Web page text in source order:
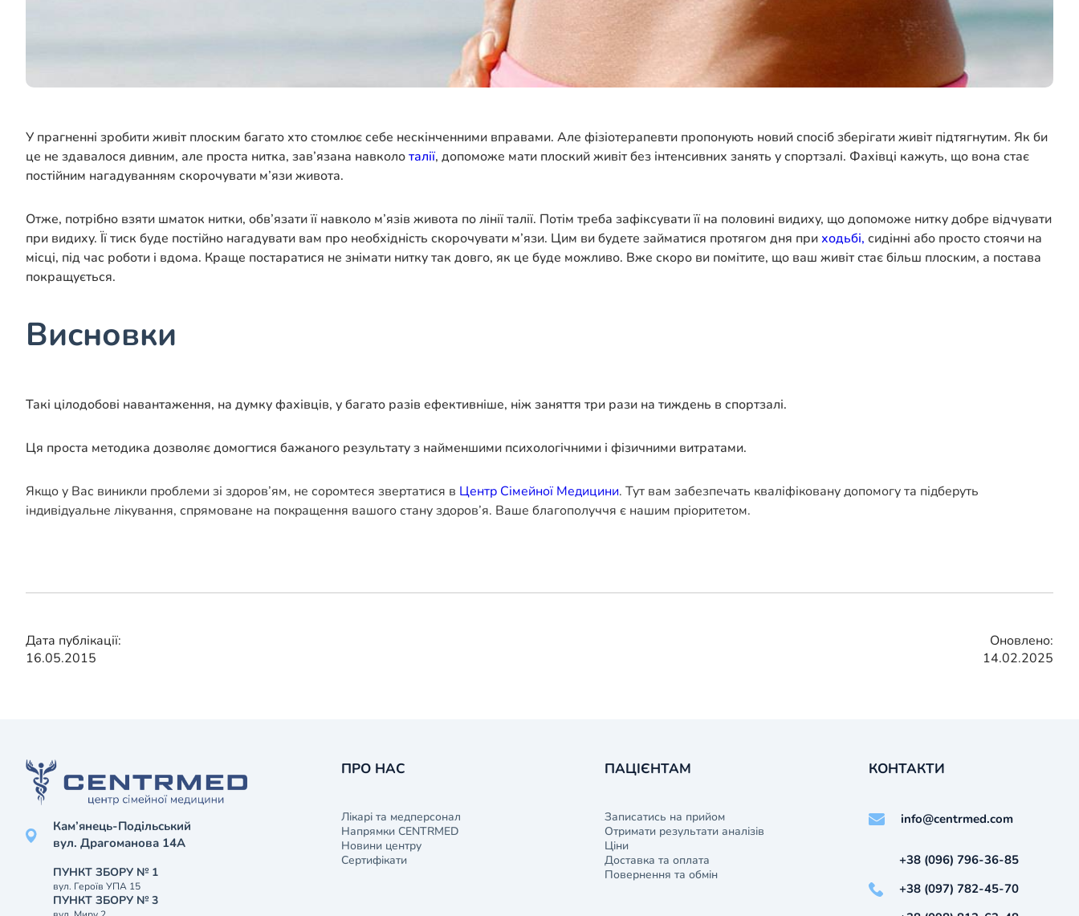
У прагненні зробити живіт плоским багато хто стомлює себе нескінченними вправами. Але фізіотерапевти пропонують новий спосіб зберігати живіт підтягнутим. Як би
це не здавалося дивним, але проста нитка, зав’язана навколоталії, допоможе мати плоский живіт без інтенсивних занять у спортзалі. Фахівці кажуть, що вона стає
постійним нагадуванням скорочувати м’язи живота.
Отже, потрібно взяти шматок нитки, обв’язати її навколо м’язів живота по лінії талії. Потім треба зафіксувати її на половині видиху, що допоможе нитку добре відчувати
при видиху. Її тиск буде постійно нагадувати вам про необхідність скорочувати м’язи. Цим ви будете займатися протягом дня при ходьбі, сидінні або просто стоячи на
місці, під час роботи і вдома. Краще постаратися не знімати нитку так довго, як це буде можливо. Вже скоро ви помітите, що ваш живіт стає більш плоским, а постава
покращується.
Висновки
Такі цілодобові навантаження, на думку фахівців, у багато разів ефективніше, ніж заняття три рази на тиждень в спортзалі.
Ця проста методика дозволяє домогтися бажаного результату з найменшими психологічними і фізичними витратами.
Якщо у Вас виникли проблеми зі здоров’ям, не соромтеся звертатися в Центр Сімейної Медицини. Тут вам забезпечать кваліфіковану допомогу та підберуть
індивідуальне лікування, спрямоване на покращення вашого стану здоров’я. Ваше благополуччя є нашим пріоритетом.
Дата публікації:
16.05.2015
Оновлено:
14.02.2025
Кам’янець-Подільський
вул. Драгоманова 14А
ПУНКТ ЗБОРУ № 1
вул. Героїв УПА 15
ПУНКТ ЗБОРУ № 3
ПРО НАС
Лікарі та медперсонал
Напрямки CENTRMED
Новини центру
Сертифікати
ПАЦІЄНТАМ
Записатись на прийом
Отримати результати аналізів
Ціни
Доставка та оплата
Повернення та обмін
КОНТАКТИ
info@centrmed.com
+38 (096) 796-36-85
+38 (097) 782-45-70